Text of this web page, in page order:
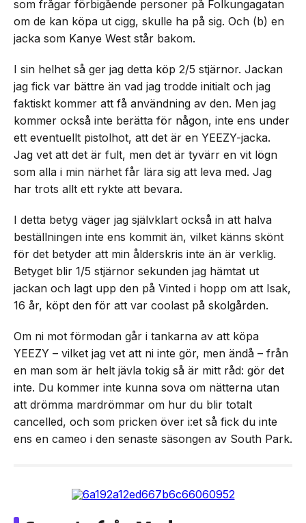
som frågar förbigående personer på Folkungagatan
om de kan köpa ut cigg, skulle ha på sig. Och (b) en
jacka som Kanye West står bakom.
I sin helhet så ger jag detta köp 2/5 stjärnor. Jackan
jag fick var bättre än vad jag trodde initialt och jag
faktiskt kommer att få användning av den. Men jag
kommer också inte berätta för någon, inte ens under
ett eventuellt pistolhot, att det är en YEEZY-jacka.
Jag vet att det är fult, men det är tyvärr en vit lögn
som alla i min närhet får lära sig att leva med. Jag
har trots allt ett rykte att bevara.
I detta betyg väger jag självklart också in att halva
beställningen inte ens kommit än, vilket känns skönt
för det betyder att min ålderskris inte än är verklig.
Betyget blir 1/5 stjärnor sekunden jag hämtat ut
jackan och lagt upp den på Vinted i hopp om att Isak,
16 år, köpt den för att var coolast på skolgården.
Om ni mot förmodan går i tankarna av att köpa
YEEZY – vilket jag vet att ni inte gör, men ändå – från
en man som är helt jävla tokig så är mitt råd: gör det
inte. Du kommer inte kunna sova om nätterna utan
att drömma mardrömmar om hur du blir totalt
cancelled, och som pricken över i:et så fick du inte
ens en cameo i den senaste säsongen av South Park.